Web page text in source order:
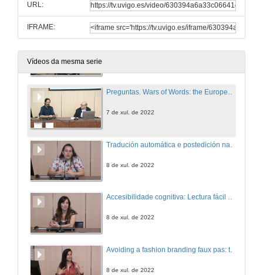
URL:
IFRAME:
Vídeos da mesma serie
7 de xul. de 2022
Wars of Words: the European refugee crisis seen through a corpus-based discourse analysis approach
Preguntas. Wars of Words: the European refugee crisis seen through a corpus-based discourse analysis approach
7 de xul. de 2022
8 de xul. de 2022
Accesibilidade cognitiva: Lectura fácil como porta a outros dereitos básicos e o proxecto “Sinxelo”
8 de xul. de 2022
8 de xul. de 2022